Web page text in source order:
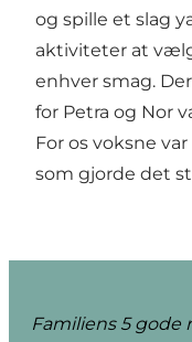
og spille et slag
aktiviteter at
enhver smag.
for Petra og Nor
For os voksne
som gjorde det
Familiens 5 gode